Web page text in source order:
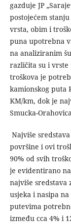
gazduje JP
postojećem
vrsta, obim i
puna upotrebna
na analiziranim
različita su i
troškova je
kamionskog puta
KM/km, dok je
Smucka-
Najviše
površine i ovi
90% od svih
je evidentirano
najviše sredstava
usjeka i nasipa
putevima
između cca 4% i